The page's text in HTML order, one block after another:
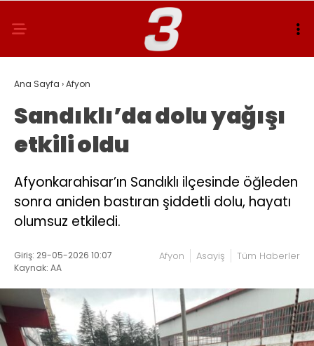
Ana Sayfa ›Afyon
Sandıklı’da dolu yağışı
etkili oldu
Afyonkarahisar’ın Sandıklı ilçesinde öğleden
sonra aniden bastıran şiddetli dolu, hayatı
olumsuz etkiledi.
Giriş: 29-05-2026 10:07
Kaynak: AA
Afyon Asayiş Tüm Haberler